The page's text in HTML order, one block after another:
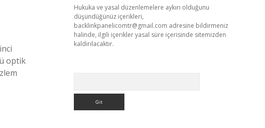
optik
Hukuka ve yasal düzenlemelere aykırı olduğunu
düşündüğünüz içerikleri,
backlinkpanelicomtr@gmail.com adresine bildirmeniz
halinde, ilgili içerikler yasal süre içerisinde sitemizden
kaldırılacaktır.